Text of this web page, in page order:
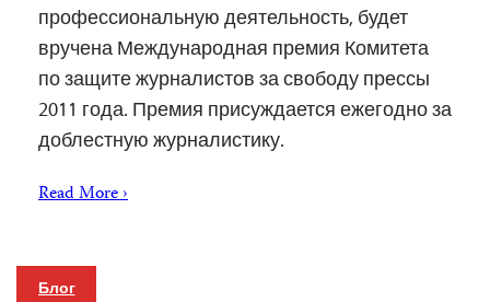
профессиональную деятельность, будет
вручена Международная премия Комитета
по защите журналистов за свободу прессы
2011 года. Премия присуждается ежегодно за
доблестную журналистику.
Read More ›
Блог